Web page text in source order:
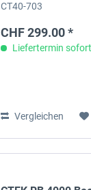
CT40-703
CHF 299.00 *
Liefertermin
Vergleichen